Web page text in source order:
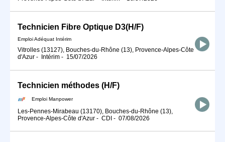
Technicien Fibre Optique D3(H/F)
Emploi Adéquat Intérim
Vitrolles (13127), Bouches-du-Rhône (13), Provence-Alpes-Côte
d'Azur - Intérim - 15/07/2026
Technicien méthodes (H/F)
Emploi Manpower
Les-Pennes-Mirabeau (13170), Bouches-du-Rhône (13),
Provence-Alpes-Côte d'Azur - CDI - 07/08/2026